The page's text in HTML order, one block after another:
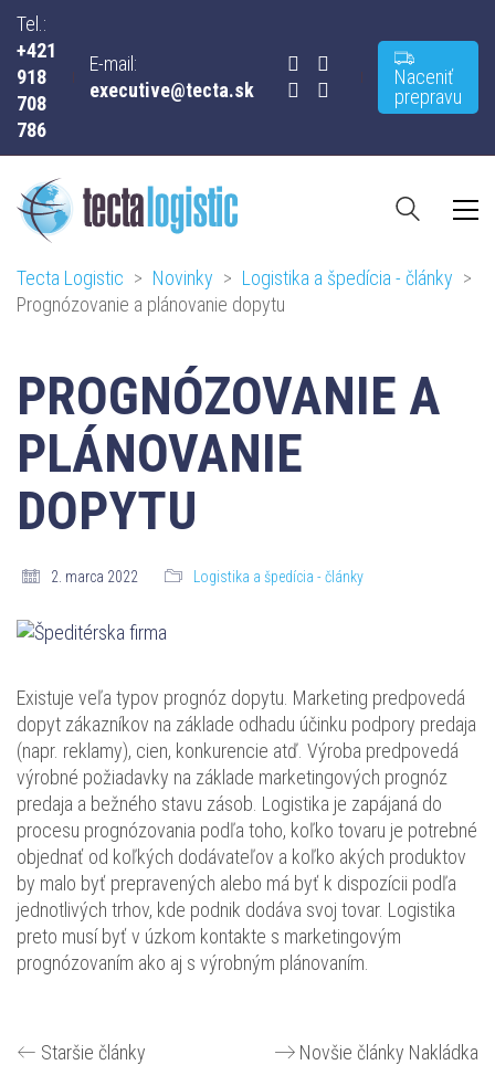
Tel.:
+421
918
708
786
E-mail:
executive@tecta.sk
Naceniť
prepravu
Tecta Logistic > Novinky > Logistika a špedícia - články >
Prognózovanie a plánovanie dopytu
PROGNÓZOVANIE A
PLÁNOVANIE
DOPYTU
2. marca 2022 Logistika a špedícia - články
Existuje veľa typov prognóz dopytu. Marketing predpovedá
dopyt zákazníkov na základe odhadu účinku podpory predaja
(napr. reklamy), cien, konkurencie atď. Výroba predpovedá
výrobné požiadavky na základe marketingových prognóz
predaja a bežného stavu zásob. Logistika je zapájaná do
procesu prognózovania podľa toho, koľko tovaru je potrebné
objednať od koľkých dodávateľov a koľko akých produktov
by malo byť prepravených alebo má byť k dispozícii podľa
jednotlivých trhov, kde podnik dodáva svoj tovar. Logistika
preto musí byť v úzkom kontakte s marketingovým
prognózovaním ako aj s výrobným plánovaním.
Staršie články
Novšie články Nakládka